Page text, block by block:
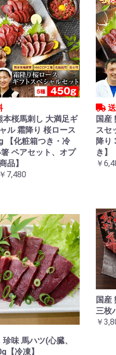
本桜馬刺し 大満足ギ
ル 霜降り 桜ロース
【化粧箱つき・冷
ペアセット、オプ
品】
7,480
国産
スセ
降り
き】
￥
味 馬ハツ(心臓、
【冷凍】
国産
三枚
￥